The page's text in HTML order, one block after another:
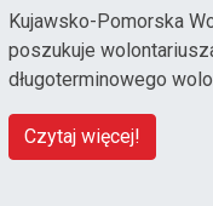
Kujawsko-Pomorska
poszukuje
długoterminowego
Czytaj więcej!